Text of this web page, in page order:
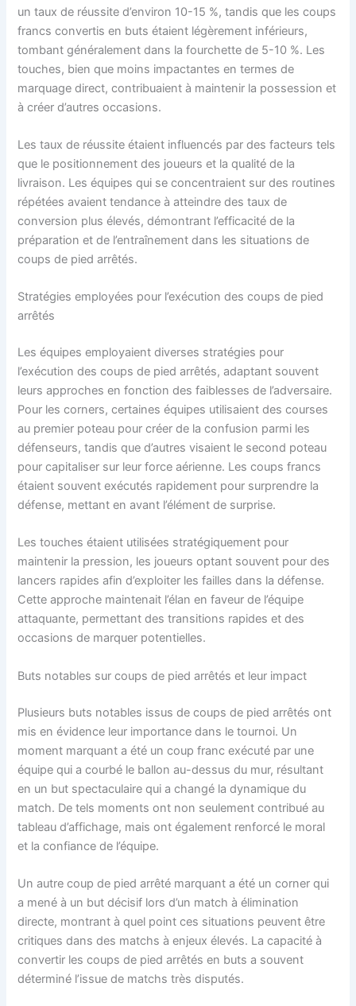
un taux de réussite d’environ 10-15 %, tandis que les coups
francs convertis en buts étaient légèrement inférieurs,
tombant généralement dans la fourchette de 5-10 %. Les
touches, bien que moins impactantes en termes de
marquage direct, contribuaient à maintenir la possession et
à créer d’autres occasions.
Les taux de réussite étaient influencés par des facteurs tels
que le positionnement des joueurs et la qualité de la
livraison. Les équipes qui se concentraient sur des routines
répétées avaient tendance à atteindre des taux de
conversion plus élevés, démontrant l’efficacité de la
préparation et de l’entraînement dans les situations de
coups de pied arrêtés.
Stratégies employées pour l’exécution des coups de pied
arrêtés
Les équipes employaient diverses stratégies pour
l’exécution des coups de pied arrêtés, adaptant souvent
leurs approches en fonction des faiblesses de l’adversaire.
Pour les corners, certaines équipes utilisaient des courses
au premier poteau pour créer de la confusion parmi les
défenseurs, tandis que d’autres visaient le second poteau
pour capitaliser sur leur force aérienne. Les coups francs
étaient souvent exécutés rapidement pour surprendre la
défense, mettant en avant l’élément de surprise.
Les touches étaient utilisées stratégiquement pour
maintenir la pression, les joueurs optant souvent pour des
lancers rapides afin d’exploiter les failles dans la défense.
Cette approche maintenait l’élan en faveur de l’équipe
attaquante, permettant des transitions rapides et des
occasions de marquer potentielles.
Buts notables sur coups de pied arrêtés et leur impact
Plusieurs buts notables issus de coups de pied arrêtés ont
mis en évidence leur importance dans le tournoi. Un
moment marquant a été un coup franc exécuté par une
équipe qui a courbé le ballon au-dessus du mur, résultant
en un but spectaculaire qui a changé la dynamique du
match. De tels moments ont non seulement contribué au
tableau d’affichage, mais ont également renforcé le moral
et la confiance de l’équipe.
Un autre coup de pied arrêté marquant a été un corner qui
a mené à un but décisif lors d’un match à élimination
directe, montrant à quel point ces situations peuvent être
critiques dans des matchs à enjeux élevés. La capacité à
convertir les coups de pied arrêtés en buts a souvent
déterminé l’issue de matchs très disputés.